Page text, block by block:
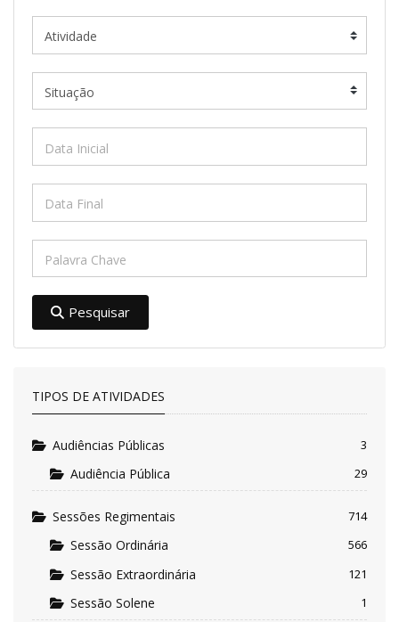
Pesquisar
TIPOS DE ATIVIDADES
Audiências Públicas 3
Audiência Pública 29
Sessões Regimentais 714
Sessão Ordinária 566
Sessão Extraordinária 121
Sessão Solene 1